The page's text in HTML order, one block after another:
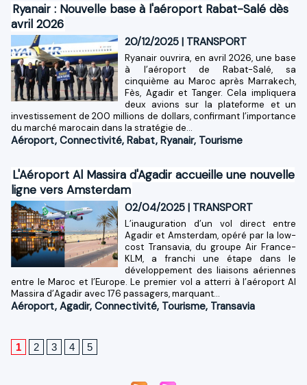
Ryanair : Nouvelle base à l'aéroport Rabat-Salé dès
avril 2026
20/12/2025 | TRANSPORT
Ryanair ouvrira, en avril 2026, une base
à l’aéroport de Rabat-Salé, sa
cinquième au Maroc après Marrakech,
Fès, Agadir et Tanger. Cela impliquera
deux avions sur la plateforme et un
investissement de 200 millions de dollars, confirmant l’importance
du marché marocain dans la stratégie de...
Aéroport, Connectivité, Rabat, Ryanair, Tourisme
L'Aéroport Al Massira d'Agadir accueille une nouvelle
ligne vers Amsterdam
02/04/2025 | TRANSPORT
L’inauguration d’un vol direct entre
Agadir et Amsterdam, opéré par la low-
cost Transavia, du groupe Air France-
KLM, a franchi une étape dans le
développement des liaisons aériennes
entre le Maroc et l’Europe. Le premier vol a atterri à l’aéroport Al
Massira d’Agadir avec 176 passagers, marquant...
Aéroport, Agadir, Connectivité, Tourisme, Transavia
1 2 3 4 5